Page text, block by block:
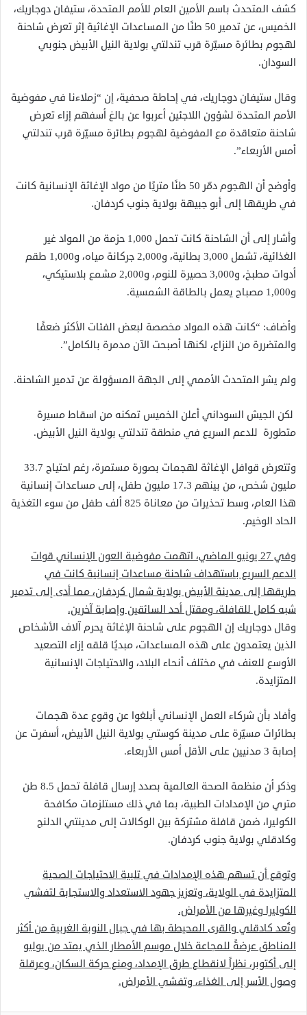
كشف المتحدث باسم الأمين العام للأمم المتحدة، ستيفان دوجاريك،
الخميس، عن تدمير 50 طنًا من المساعدات الإغاثية إثر تعرض شاحنة
لهجوم بطائرة مسيّرة قرب تندلتي بولاية النيل الأبيض جنوبي
السودان.
وقال ستيفان دوجاريك، في إحاطة صحفية، إن “زملاءنا في مفوضية
الأمم المتحدة لشؤون اللاجئين أعربوا عن بالغ أسفهم إزاء تعرض
شاحنة متعاقدة مع المفوضية لهجوم بطائرة مسيّرة قرب تندلتي
أمس الأربعاء”.
وأوضح أن الهجوم دمّر 50 طنًا متريًا من مواد الإغاثة الإنسانية كانت
في طريقها إلى أبو جبيهة بولاية جنوب كردفان.
وأشار إلى أن الشاحنة كانت تحمل 1,000 حزمة من المواد غير
الغذائية، تشمل 3,000 بطانية، و2,000 جركانة مياه، و1,000 طقم
أدوات مطبخ، و3,000 حصيرة للنوم، و2,000 مشمع بلاستيكي،
و1,000 مصباح يعمل بالطاقة الشمسية.
وأضاف: “كانت هذه المواد مخصصة لبعض الفئات الأكثر ضعفًا
والمتضررة من النزاع، لكنها أصبحت الآن مدمرة بالكامل”.
ولم يشر المتحدث الأممي إلى الجهة المسؤولة عن تدمير الشاحنة.
لكن الجيش السوداني أعلن الخميس تمكنه من اسقاط مسيرة
متطورة للدعم السريع في منطقة تندلتي بولاية النيل الأبيض.
وتتعرض قوافل الإغاثة لهجمات بصورة مستمرة، رغم احتياج 33.7
مليون شخص، من بينهم 17.3 مليون طفل، إلى مساعدات إنسانية
هذا العام، وسط تحذيرات من معاناة 825 ألف طفل من سوء التغذية
الحاد الوخيم.
وفي 27 يونيو الماضي، اتهمت مفوضية العون الإنساني قوات
الدعم السريع باستهداف شاحنة مساعدات إنسانية كانت في
طريقها إلى مدينة الأبيض بولاية شمال كردفان، مما أدى إلى تدمير
شبه كامل للقافلة، ومقتل أحد السائقين وإصابة آخرين.
وقال دوجاريك إن الهجوم على شاحنة الإغاثة يحرم آلاف الأشخاص
الذين يعتمدون على هذه المساعدات، مبديًا قلقه إزاء التصعيد
الأوسع للعنف في مختلف أنحاء البلاد، والاحتياجات الإنسانية
المتزايدة.
وأفاد بأن شركاء العمل الإنساني أبلغوا عن وقوع عدة هجمات
بطائرات مسيّرة على مدينة كوستي بولاية النيل الأبيض، أسفرت عن
إصابة 3 مدنيين على الأقل أمس الأربعاء.
وذكر أن منظمة الصحة العالمية بصدد إرسال قافلة تحمل 8.5 طن
متري من الإمدادات الطبية، بما في ذلك مستلزمات مكافحة
الكوليرا، ضمن قافلة مشتركة بين الوكالات إلى مدينتي الدلنج
وكادقلي بولاية جنوب كردفان.
وتوقع أن تسهم هذه الإمدادات في تلبية الاحتياجات الصحية
المتزايدة في الولاية، وتعزيز جهود الاستعداد والاستجابة لتفشي
الكوليرا وغيرها من الأمراض.
وتُعد كادقلي والقرى المحيطة بها في جبال النوبة الغربية من أكثر
المناطق عرضةً للمجاعة خلال موسم الأمطار الذي يمتد من يوليو
إلى أكتوبر، نظراً لانقطاع طرق الإمداد، ومنع حركة السكان، وعرقلة
وصول الأسر إلى الغذاء، وتفشي الأمراض.